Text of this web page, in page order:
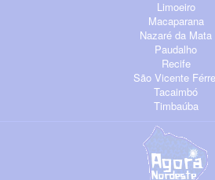
Limoeiro
Macaparana
Nazaré da Mata
Paudalho
Recife
São Vicente
Tacaimbó
Timbaúba